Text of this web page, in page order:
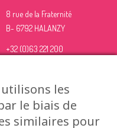
8 rue de la Fraternité
B- 6792 HALANZY
+32 (0)63 221 200
info@alisonimmo.be
Uniquement sur RDV
les
le biais de
similaires pour